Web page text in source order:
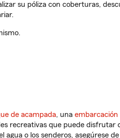
su póliza con coberturas,
de acampada, una embarcación
recreativas que puede disfrutar
o los senderos, asegúrese